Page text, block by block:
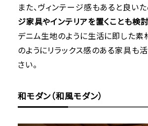
また、ヴィンテージ感もあると良いた
ジ家具やインテリアを置くことも検
デニム生地のように生活に即した素
のようにリラックス感のある家具も
さい。
和モダン（和風モダン）